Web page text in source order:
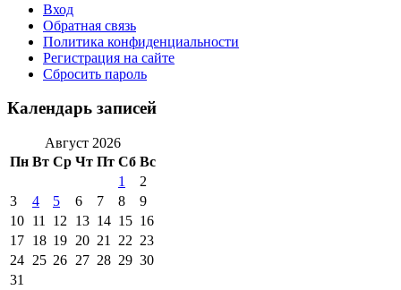
Вход
Обратная связь
Политика конфиденциальности
Регистрация на сайте
Сбросить пароль
Календарь записей
Август 2026
Пн Вт Ср Чт Пт Сб Вс
1
2
3
4 5 6 7 8
9
10 11 12 13 14 15 16
17 18 19 20 21 22 23
24 25 26 27 28 29 30
31